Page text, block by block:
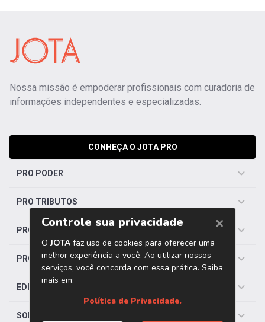
Nossa missão é empoderar profissionais com curadoria de
informações independentes e especializadas.
CONHEÇA O JOTA PRO
PRO PODER
PRO TRIBUTOS
PRO TRABALHISTA
PRO SAÚDE
EDITORIAS
SOBRE O JOTA